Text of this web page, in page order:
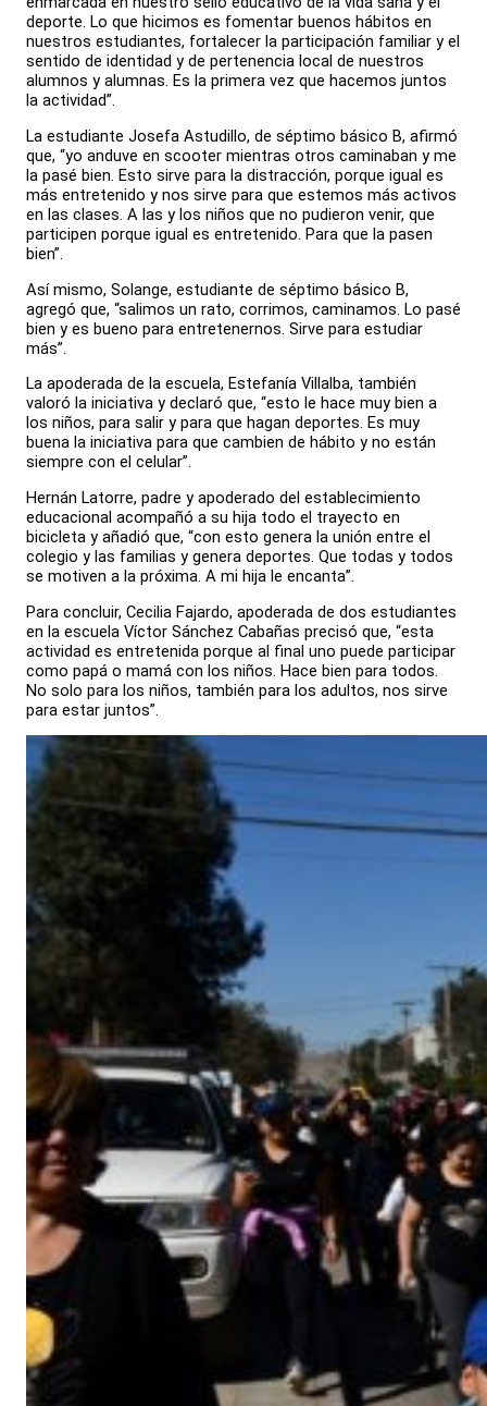
deporte. Lo que hicimos es fomentar buenos hábitos en
nuestros estudiantes, fortalecer la participación familiar y el
sentido de identidad y de pertenencia local de nuestros
alumnos y alumnas. Es la primera vez que hacemos juntos
la actividad”.
La estudiante Josefa Astudillo, de séptimo básico B, afirmó
que, “yo anduve en scooter mientras otros caminaban y me
la pasé bien. Esto sirve para la distracción, porque igual es
más entretenido y nos sirve para que estemos más activos
en las clases. A las y los niños que no pudieron venir, que
participen porque igual es entretenido. Para que la pasen
bien”.
Así mismo, Solange, estudiante de séptimo básico B,
agregó que, “salimos un rato, corrimos, caminamos. Lo pasé
bien y es bueno para entretenernos. Sirve para estudiar
más”.
La apoderada de la escuela, Estefanía Villalba, también
valoró la iniciativa y declaró que, “esto le hace muy bien a
los niños, para salir y para que hagan deportes. Es muy
buena la iniciativa para que cambien de hábito y no están
siempre con el celular”.
Hernán Latorre, padre y apoderado del establecimiento
educacional acompañó a su hija todo el trayecto en
bicicleta y añadió que, “con esto genera la unión entre el
colegio y las familias y genera deportes. Que todas y todos
se motiven a la próxima. A mi hija le encanta”.
Para concluir, Cecilia Fajardo, apoderada de dos estudiantes
en la escuela Víctor Sánchez Cabañas precisó que, “esta
actividad es entretenida porque al final uno puede participar
como papá o mamá con los niños. Hace bien para todos.
No solo para los niños, también para los adultos, nos sirve
para estar juntos”.